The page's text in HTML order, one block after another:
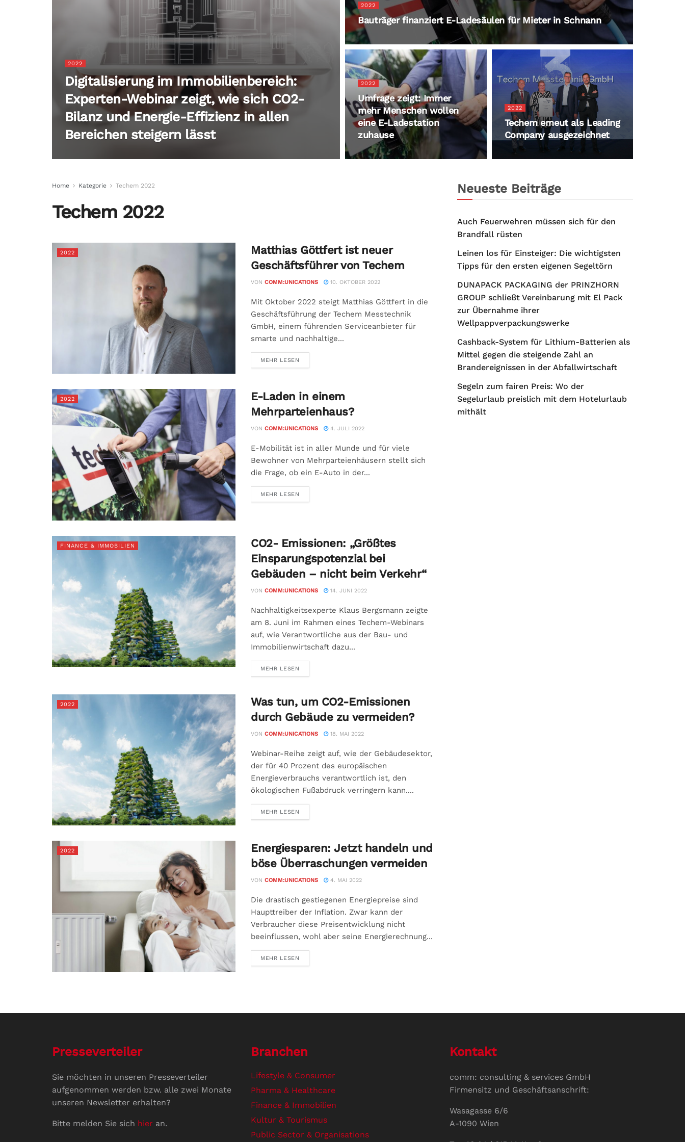
2022
Digitalisierung im Immobilienbereich:
Experten-Webinar zeigt, wie sich CO2-
Bilanz und Energie-Effizienz in allen
Bereichen steigern lässt
2022
Bauträger finanziert E-Ladesäulen für Mieter in Schnann
2022
Umfrage zeigt: Immer
mehr Menschen wollen
eine E-Ladestation
zuhause
2022
Techem erneut als Leading
Company ausgezeichnet
Home Kategorie Techem 2022
Techem 2022
2022
Matthias Göttfert ist neuer
Geschäftsführer von Techem
VON COMM:UNICATIONS 10. OKTOBER 2022
Mit Oktober 2022 steigt Matthias Göttfert in die
Geschäftsführung der Techem Messtechnik
GmbH, einem führenden Serviceanbieter für
smarte und nachhaltige...
MEHR LESEN
2022
E-Laden in einem
Mehrparteienhaus?
VON COMM:UNICATIONS 4. JULI 2022
E-Mobilität ist in aller Munde und für viele
Bewohner von Mehrparteienhäusern stellt sich
die Frage, ob ein E-Auto in der...
MEHR LESEN
FINANCE & IMMOBILIEN
CO2- Emissionen: „Größtes
Einsparungspotenzial bei
Gebäuden – nicht beim Verkehr“
VON COMM:UNICATIONS 14. JUNI 2022
Nachhaltigkeitsexperte Klaus Bergsmann zeigte
am 8. Juni im Rahmen eines Techem-Webinars
auf, wie Verantwortliche aus der Bau- und
Immobilienwirtschaft dazu...
MEHR LESEN
2022
Was tun, um CO2-Emissionen
durch Gebäude zu vermeiden?
VON COMM:UNICATIONS 18. MAI 2022
Webinar-Reihe zeigt auf, wie der Gebäudesektor,
der für 40 Prozent des europäischen
Energieverbrauchs verantwortlich ist, den
ökologischen Fußabdruck verringern kann....
MEHR LESEN
2022
Energiesparen: Jetzt handeln und
böse Überraschungen vermeiden
VON COMM:UNICATIONS 4. MAI 2022
Die drastisch gestiegenen Energiepreise sind
Haupttreiber der Inflation. Zwar kann der
Verbraucher diese Preisentwicklung nicht
beeinflussen, wohl aber seine Energierechnung...
MEHR LESEN
Neueste Beiträge
Auch Feuerwehren müssen sich für den
Brandfall rüsten
Leinen los für Einsteiger: Die wichtigsten
Tipps für den ersten eigenen Segeltörn
DUNAPACK PACKAGING der PRINZHORN
GROUP schließt Vereinbarung mit El Pack
zur Übernahme ihrer
Wellpappverpackungswerke
Cashback-System für Lithium-Batterien als
Mittel gegen die steigende Zahl an
Brandereignissen in der Abfallwirtschaft
Segeln zum fairen Preis: Wo der
Segelurlaub preislich mit dem Hotelurlaub
mithält
Presseverteiler
Sie möchten in unseren Presseverteiler
aufgenommen werden bzw. alle zwei Monate
unseren Newsletter erhalten?
Bitte melden Sie sich hier an.
Branchen
Lifestyle & Consumer
Pharma & Healthcare
Finance & Immobilien
Kultur & Tourismus
Public Sector & Organisations
Kontakt
comm: consulting & services GmbH
Firmensitz und Geschäftsanschrift:
Wasagasse 6/6
A-1090 Wien